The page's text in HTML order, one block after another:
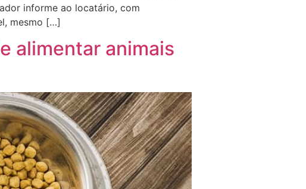
informe ao locatário, com
mesmo […]
alimentar animais